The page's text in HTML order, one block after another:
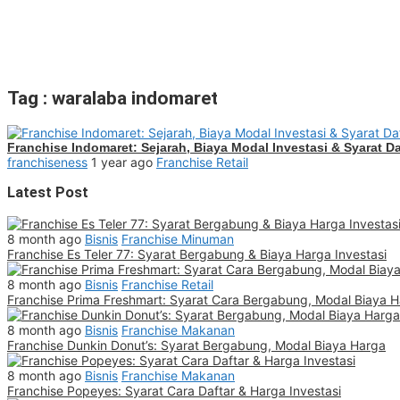
Tag : waralaba indomaret
Franchise Indomaret: Sejarah, Biaya Modal Investasi & Syarat
franchiseness 1 year ago Franchise Retail
Latest Post
8 month ago Bisnis Franchise Minuman
Franchise Es Teler 77: Syarat Bergabung & Biaya Harga Investasi
8 month ago Bisnis Franchise Retail
Franchise Prima Freshmart: Syarat Cara Bergabung, Modal Biaya
8 month ago Bisnis Franchise Makanan
Franchise Dunkin Donut’s: Syarat Bergabung, Modal Biaya Harga
8 month ago Bisnis Franchise Makanan
Franchise Popeyes: Syarat Cara Daftar & Harga Investasi